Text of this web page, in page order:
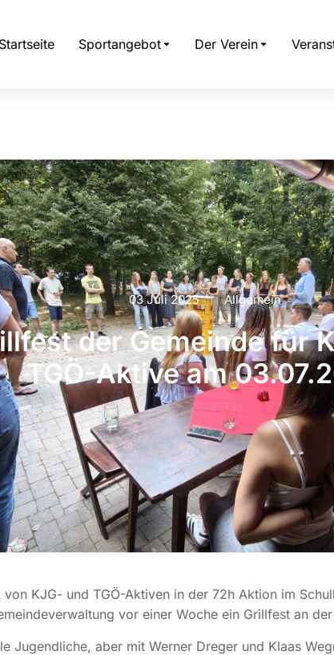
Startseite Sportangebot Der Verein
03 Juli 2025 Allgemein
der Gemeinde für
TGÖ-Aktive am
KJG- und TGÖ-Aktiven in der 72h Aktion im
vor einer Woche ein Grillfest an
Jugendliche, aber mit Werner Dreger und Klaas